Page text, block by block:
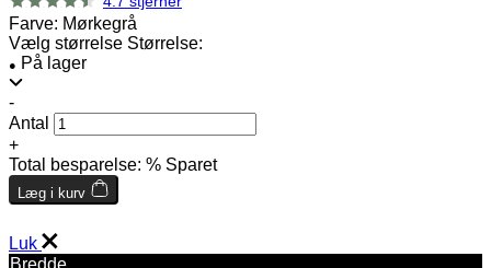
Farve: Mørkegrå
Vælg størrelse Størrelse:
● På lager
-
Antal
+
Total besparelse: % Sparet
Læg i kurv
Luk